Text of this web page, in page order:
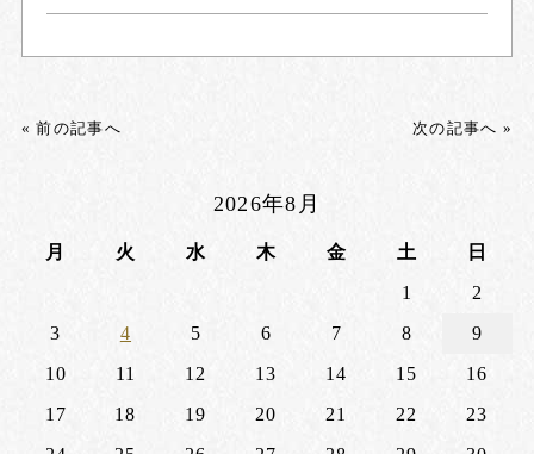
« 前の記事へ 次の記事へ »
2026年8月
月 火 水 木 金 土
日
1
2
3
4 5 6 7 8
9
10
11 12 13 14 15
16
17
18 19 20 21 22
23